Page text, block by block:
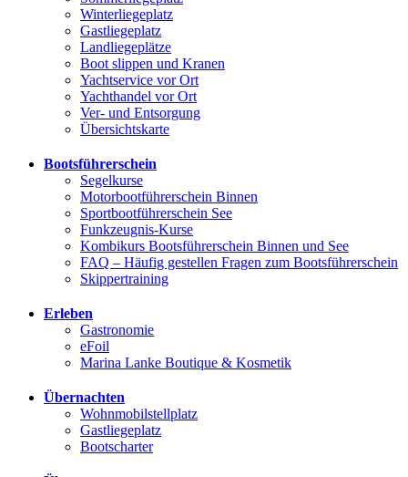
Winterliegeplatz
Gastliegeplatz
Landliegeplätze
Boot slippen und Kranen
Yachtservice vor Ort
Yachthandel vor Ort
Ver- und Entsorgung
Übersichtskarte
Bootsführerschein
Segelkurse
Motorbootführerschein Binnen
Sportbootführerschein See
Funkzeugnis-Kurse
Kombikurs Bootsführerschein Binnen und See
FAQ – Häufig gestellen Fragen zum Bootsführerschein
Skippertraining
Erleben
Gastronomie
eFoil
Marina Lanke Boutique & Kosmetik
Übernachten
Wohnmobilstellplatz
Gastliegeplatz
Bootscharter